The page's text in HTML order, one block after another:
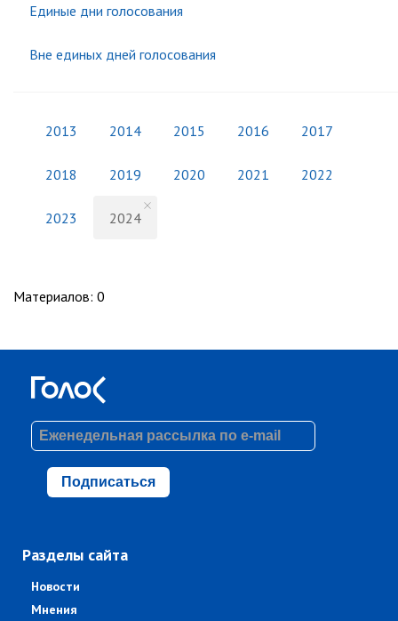
Единые дни голосования
Вне единых дней голосования
2013 2014 2015 2016 2017
2018 2019 2020 2021 2022
2023 2024
Материалов: 0
Подписаться
Разделы сайта
Новости
Мнения